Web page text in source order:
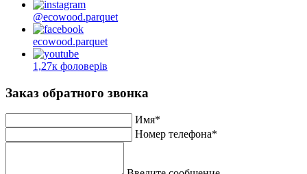
@ecowood.parquet
ecowood.parquet
1,27к фоловерів
Заказ обратного звонка
Имя*
Номер телефона*